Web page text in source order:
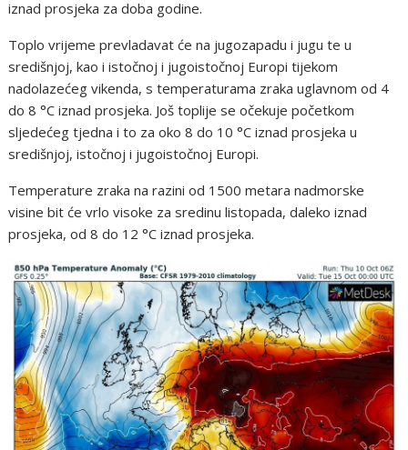
iznad prosjeka za doba godine.
Toplo vrijeme prevladavat će na jugozapadu i jugu te u
središnjoj, kao i istočnoj i jugoistočnoj Europi tijekom
nadolazećeg vikenda, s temperaturama zraka uglavnom od 4
do 8 °C iznad prosjeka. Još toplije se očekuje početkom
sljedećeg tjedna i to za oko 8 do 10 °C iznad prosjeka u
središnjoj, istočnoj i jugoistočnoj Europi.
Temperature zraka na razini od 1500 metara nadmorske
visine bit će vrlo visoke za sredinu listopada, daleko iznad
prosjeka, od 8 do 12 °C iznad prosjeka.